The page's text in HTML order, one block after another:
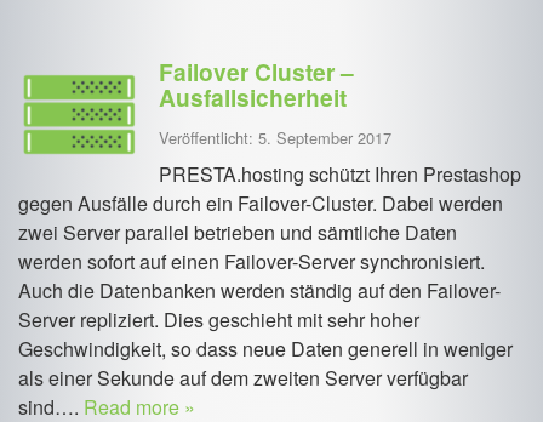
Failover Cluster –
Ausfallsicherheit
Veröffentlicht: 5. September 2017
PRESTA.hosting schützt Ihren Prestashop
gegen Ausfälle durch ein Failover-Cluster. Dabei werden
zwei Server parallel betrieben und sämtliche Daten
werden sofort auf einen Failover-Server synchronisiert.
Auch die Datenbanken werden ständig auf den Failover-
Server repliziert. Dies geschieht mit sehr hoher
Geschwindigkeit, so dass neue Daten generell in weniger
als einer Sekunde auf dem zweiten Server verfügbar
sind…. Read more »